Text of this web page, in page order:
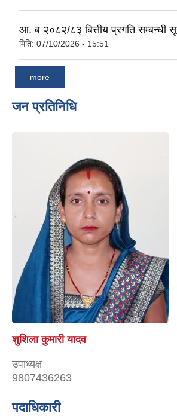
आ. ब २०८२/८३ बित्तीय प्रगति सम्बन्धी
मिति: 07/10/2026 - 15:51
more
जन प्रतिनिधि
शुशिला कुमारी यादव
उपाध्यक्ष
9807436263
पदाधिकारी